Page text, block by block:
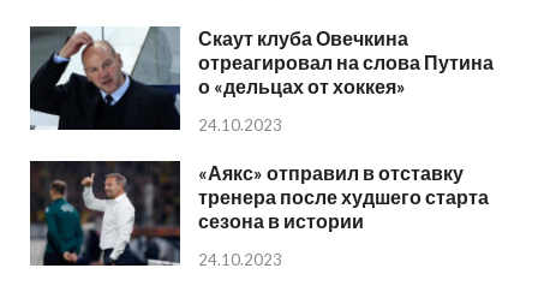
Скаут клуба Овечкина
отреагировал на слова Путина
о «дельцах от хоккея»
24.10.2023
«Аякс» отправил в отставку
тренера после худшего старта
сезона в истории
24.10.2023